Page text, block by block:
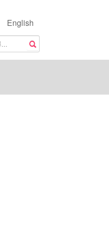
English
搜尋